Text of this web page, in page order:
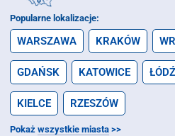
Popularne lokalizacje:
WARSZAWA KRAKÓW
GDAŃSK KATOWICE ŁÓDŹ
KIELCE RZESZÓW
Pokaż wszystkie miasta >>